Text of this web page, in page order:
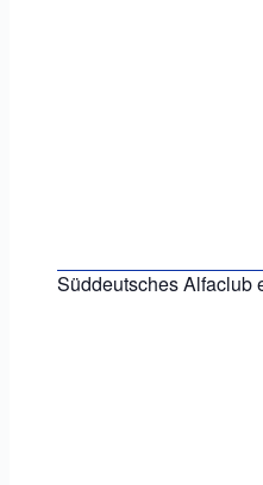
Süddeutsches Alfaclub